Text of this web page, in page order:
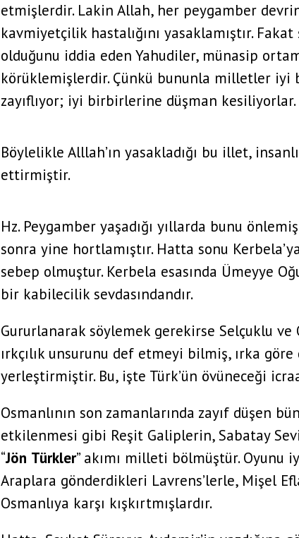
etmişlerdir. Lakin Allah, her peygamber
kavmiyetçilik hastalığını yasaklamıştır. Fakat
olduğunu iddia eden Yahudiler, münasip
körüklemişlerdir. Çünkü bununla milletler iyi
zayıflıyor; iyi birbirlerine düşman kesiliyorlar.
Böylelikle Alllah’ın yasakladığı bu illet,
ettirmiştir.
Hz. Peygamber yaşadığı yıllarda bunu
sonra yine hortlamıştır. Hatta sonu
sebep olmuştur. Kerbela esasında Ümeyye
bir kabilecilik sevdasındandır.
Gururlanarak söylemek gerekirse Selçuklu
ırkçılık unsurunu def etmeyi bilmiş, ırka
yerleştirmiştir. Bu, işte Türk’ün övüneceği
Osmanlının son zamanlarında zayıf düşen
etkilenmesi gibi Reşit Galiplerin, Sabatay
“Jön Türkler” akımı milleti bölmüştür. Oyunu
Araplara gönderdikleri Lavrens’lerle, Mişel
Osmanlıya karşı kışkırtmışlardır.